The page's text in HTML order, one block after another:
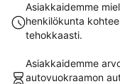
Asiakkaidemme
henkilökunta
tehokkaasti.
Asiakkaidemme
autovuokraamon